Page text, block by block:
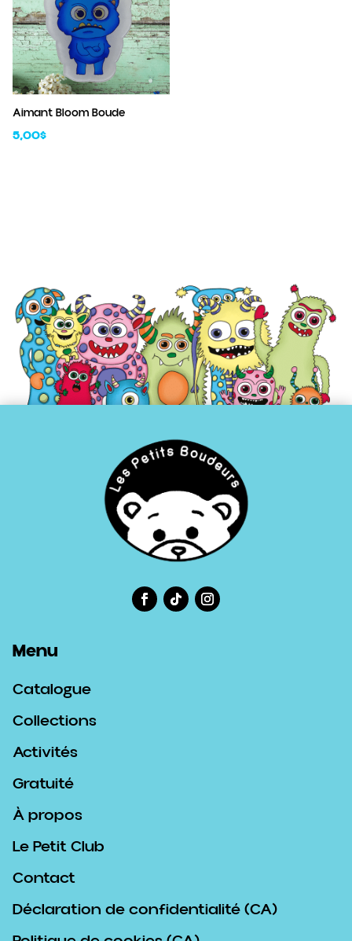
Aimant Bloom Boude
5,00$
Menu
Catalogue
Collections
Activités
Gratuité
À propos
Le Petit Club
Contact
Déclaration de confidentialité (CA)